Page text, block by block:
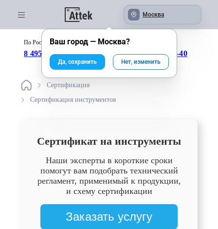
Москва
По России бесплатно:
8 495 246-04-43 8 800 333-25-40
Сертификация
Сертификация инструментов
Сертификат на инструменты
Наши эксперты в короткие сроки
помогут вам подобрать технический
регламент, применимый к продукции,
и схему сертификации
Заказать услугу
Ваш город — Москва?
Да, сохранить Нет, изменить